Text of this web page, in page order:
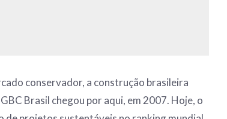
conservador, a construção brasileira
Brasil chegou por aqui, em 2007. Hoje, o